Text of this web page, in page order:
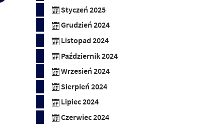
Styczeń 2025
Grudzień 2024
Listopad 2024
Październik 2024
Wrzesień 2024
Sierpień 2024
Lipiec 2024
Czerwiec 2024